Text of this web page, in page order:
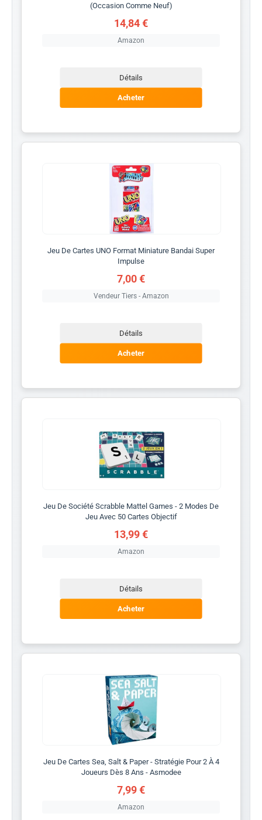
(Occasion Comme Neuf)
14,84 €
Amazon
Détails
Acheter
Jeu De Cartes UNO Format Miniature Bandai Super
Impulse
7,00 €
Vendeur Tiers - Amazon
Détails
Acheter
Jeu De Société Scrabble Mattel Games - 2 Modes De
Jeu Avec 50 Cartes Objectif
13,99 €
Amazon
Détails
Acheter
Jeu De Cartes Sea, Salt & Paper - Stratégie Pour 2 À 4
Joueurs Dès 8 Ans - Asmodee
7,99 €
Amazon